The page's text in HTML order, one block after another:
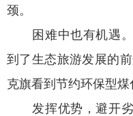
颈。
困难中也有机遇。
到了生态旅游发展的
克旗看到节约环保型煤
发挥优势，避开劣